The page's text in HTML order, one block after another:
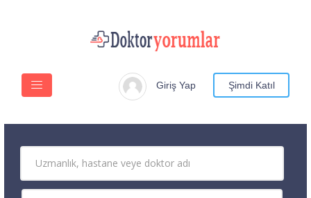
Giriş Yap Şimdi Katıl